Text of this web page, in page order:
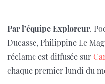
Par l’équipe Exploreur.
Ducasse, Philippine Le
réclame est diffusée sur
chaque premier lundi du